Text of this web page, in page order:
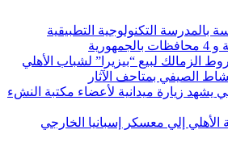
بالمدرسة التكنولوجية التطبيقية
لبيع “بيزيرا” لشباب الأهلي
الصيفي بمتاحف الآثار
يشهد زيارة ميدانية لأعضاء مكتبة النشء
إلي معسكر إسبانيا الخارجي